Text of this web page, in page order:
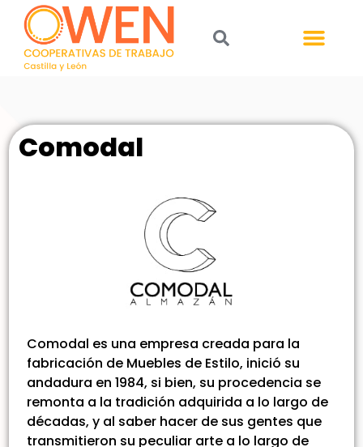
Comodal
Comodal es una empresa creada para la
fabricación de Muebles de Estilo, inició su
andadura en 1984, si bien, su procedencia se
remonta a la tradición adquirida a lo largo de
décadas, y al saber hacer de sus gentes que
transmitieron su peculiar arte a lo largo de